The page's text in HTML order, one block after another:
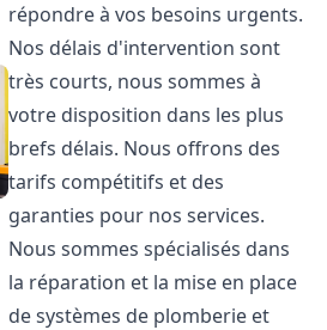
répondre à vos besoins urgents.
Nos délais d'intervention sont
très courts, nous sommes à
votre disposition dans les plus
brefs délais. Nous offrons des
tarifs compétitifs et des
garanties pour nos services.
Nous sommes spécialisés dans
la réparation et la mise en place
de systèmes de plomberie et